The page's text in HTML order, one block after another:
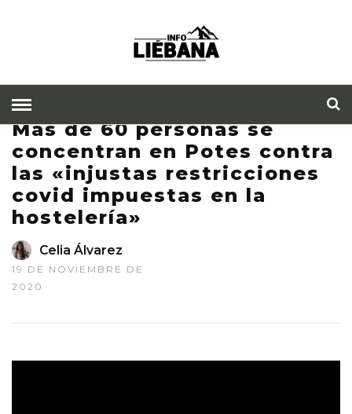
Más de 60 personas se
concentran en Potes contra
las «injustas restricciones
covid impuestas en la
hostelería»
Celia Álvarez
19 DE NOVIEMBRE DE
2020